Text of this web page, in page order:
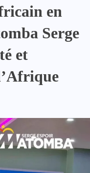
en
Serge
et